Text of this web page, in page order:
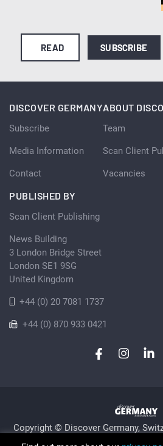
READ SUBSCRIBE
DISCOVER GERMANY
Subscribe
Media Information
Contact
ABOUT
Team
Scan Client
Vacancies
PUBLISHED BY
Scan Client Publishing
News Building
3 London Bridge Street
London SE1 9SG
United Kingdom
+44 (0) 20 7081 1737
+44 (0) 870 933 0421
Copyright © Discover Germany,